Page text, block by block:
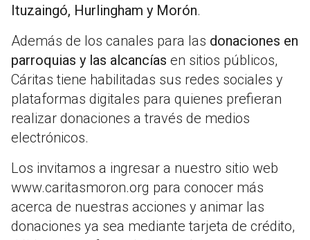
Ituzaingó, Hurlingham y Morón.
Además de los canales para las donaciones en
parroquias y las alcancías en sitios públicos,
Cáritas tiene habilitadas sus redes sociales y
plataformas digitales para quienes prefieran
realizar donaciones a través de medios
electrónicos.
Los invitamos a ingresar a nuestro sitio web
www.caritasmoron.org para conocer más
acerca de nuestras acciones y animar las
donaciones ya sea mediante tarjeta de crédito,